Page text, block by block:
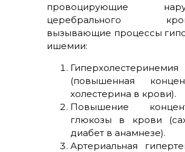
провоцирующие
церебрального
вызывающие процессы
ишемии:
Гиперхолестеринемия
(повышенная
холестерина в крови).
Повышение
глюкозы в крови
диабет в анамнезе).
Артериальная